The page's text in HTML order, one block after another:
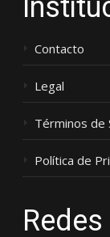
Contacto
Legal
Términos de
Política de